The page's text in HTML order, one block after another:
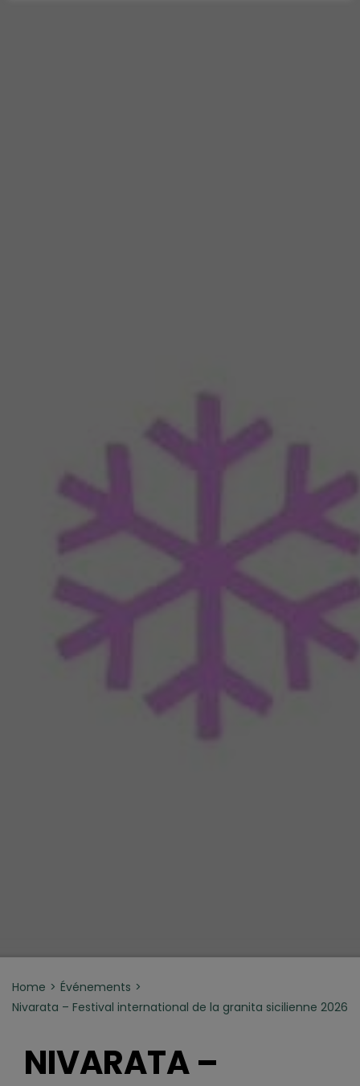
Home
Événements
Nivarata – Festival international de la granita sicilienne 2026
NIVARATA –